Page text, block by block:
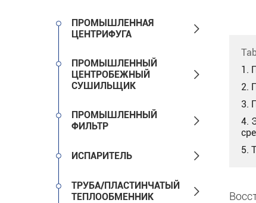
ПРОМЫШЛЕННАЯ
ЦЕНТРИФУГА

ПРОМЫШЛЕННЫЙ
ЦЕНТРОБЕЖНЫЙ
СУШИЛЬЩИК

ПРОМЫШЛЕННЫЙ
ФИЛЬТР

ИСПАРИТЕЛЬ 
ТРУБА/ПЛАСТИНЧАТЫЙ
ТЕПЛООБМЕННИК

1.
2.
3.
4.
5.